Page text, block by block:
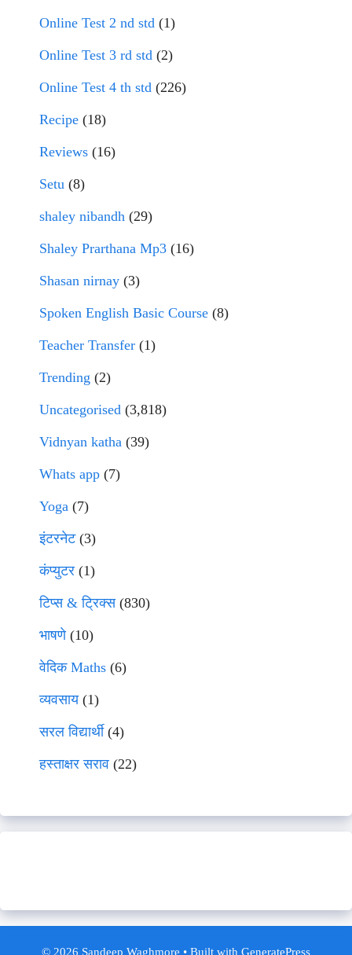
Online Test 2 nd std (1)
Online Test 3 rd std (2)
Online Test 4 th std (226)
Recipe (18)
Reviews (16)
Setu (8)
shaley nibandh (29)
Shaley Prarthana Mp3 (16)
Shasan nirnay (3)
Spoken English Basic Course (8)
Teacher Transfer (1)
Trending (2)
Uncategorised (3,818)
Vidnyan katha (39)
Whats app (7)
Yoga (7)
इंटरनेट(3)
कंप्युटर (1)
टिप्स & ट्रिक्स(830)
भाषणे(10)
वेदिक Maths (6)
व्यवसाय(1)
सरल विद्यार्थी(4)
हस्ताक्षर सराव (22)
© 2026 Sandeep Waghmore • Built with GeneratePress